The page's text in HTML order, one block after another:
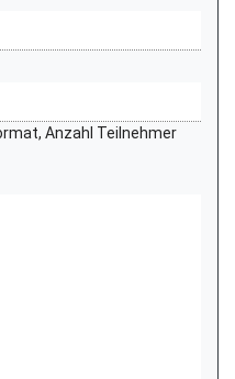
Anzahl Teilnehmer